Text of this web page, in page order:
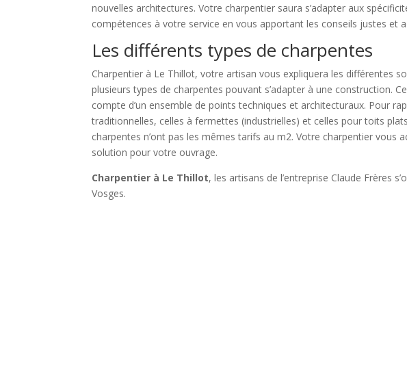
nouvelles architectures. Votre charpentier saura s’adapter aux
compétences à votre service en vous apportant les conseils justes et
Les différents types de charpentes
Charpentier à Le Thillot, votre artisan vous expliquera les différentes
plusieurs types de charpentes pouvant s’adapter à une construction.
compte d’un ensemble de points techniques et architecturaux. Pour
traditionnelles, celles à fermettes (industrielles) et celles pour toits
charpentes n’ont pas les mêmes tarifs au m2. Votre charpentier vous
solution pour votre ouvrage.
Charpentier à Le Thillot, les artisans de l’entreprise Claude Frères
Vosges.